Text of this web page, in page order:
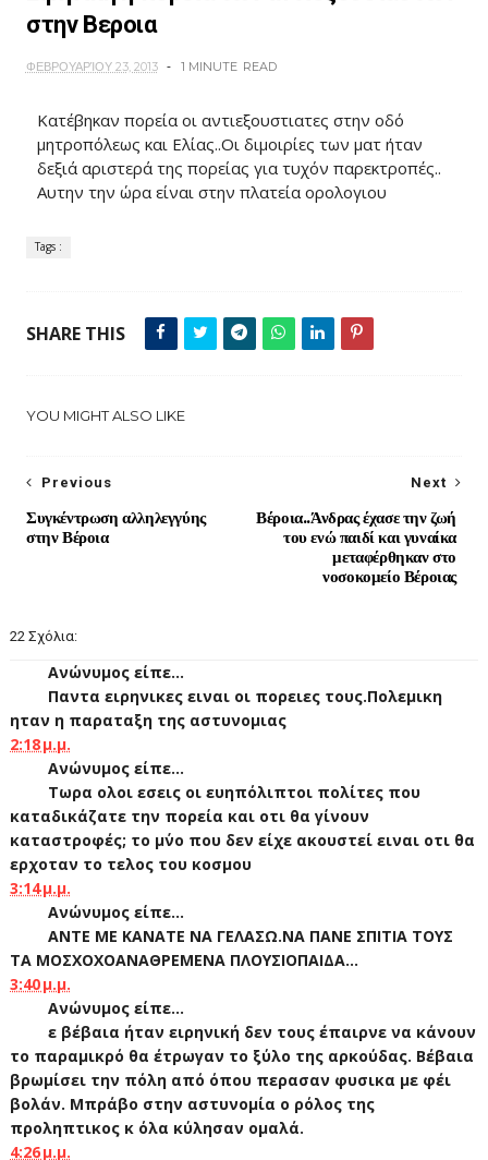
στην Βεροια
ΦΕΒΡΟΥΑΡΊΟΥ 23, 2013 1 MINUTE READ
Κατέβηκαν πορεία οι αντιεξουστιατες στην οδό
μητροπόλεως και Ελίας..Οι διμοιρίες των ματ ήταν
δεξιά αριστερά της πορείας για τυχόν παρεκτροπές..
Αυτην την ώρα είναι στην πλατεία ορολογιου
Tags :
SHARE THIS
YOU MIGHT ALSO LIKE
Next
Βέροια..Άνδρας έχασε την ζωή
του ενώ παιδί και γυναίκα
μεταφέρθηκαν στο
νοσοκομείο Βέροιας
Previous
Συγκέντρωση αλληλεγγύης
στην Βέροια
22 Σχόλια:
Ανώνυμος είπε...
Παντα ειρηνικες ειναι οι πορειες τους.Πολεμικη
ηταν η παραταξη της αστυνομιας
2:18 μ.μ.
Ανώνυμος είπε...
Τωρα ολοι εσεις οι ευηπόλιπτοι πολίτες που
καταδικάζατε την πορεία και οτι θα γίνουν
καταστροφές; το μ΄νο που δεν είχε ακουστεί ειναι οτι θα
ερχοταν το τελος του κοσμου
3:14 μ.μ.
Ανώνυμος είπε...
ΑΝΤΕ ΜΕ ΚΑΝΑΤΕ ΝΑ ΓΕΛΑΣΩ.ΝΑ ΠΑΝΕ ΣΠΙΤΙΑ ΤΟΥΣ
ΤΑ ΜΟΣΧΟΧΟΑΝΑΘΡΕΜΕΝΑ ΠΛΟΥΣΙΟΠΑΙΔΑ...
3:40 μ.μ.
Ανώνυμος είπε...
ε βέβαια ήταν ειρηνική δεν τους έπαιρνε να κάνουν
το παραμικρό θα έτρωγαν το ξύλο της αρκούδας. Βέβαια
βρωμίσει την πόλη από όπου περασαν φυσικα με φέι
βολάν. Μπράβο στην αστυνομία ο ρόλος της
προληπτικος κ όλα κύλησαν ομαλά.
4:26 μ.μ.